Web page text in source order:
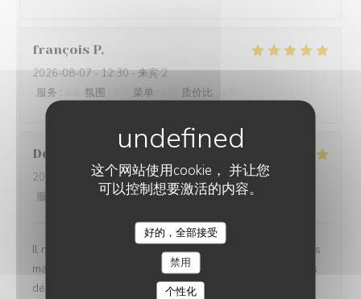
这个网站使用cookie， 并让您
可以控制想要激活的内容。
好的，全部接受
禁用
个性化
françois P
2026-08-07- 12:30 - 来宾 2
服务 : 氛围 : 菜单 : 质价比 :
Dorion
2026-08-08- 19:30 - 来宾 2
服务
氛围: 5/5 菜单:5/5 质价比: 5 /5
Il n'y a aucune fausses notes sur sur restaurant,les plats
magnifiquement presentés et surtout délicieux avec Des
découvertes surprenantes. Le lieu atypique avec sa